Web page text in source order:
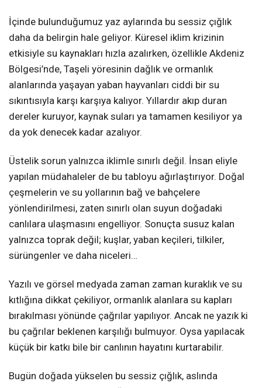
İçinde bulunduğumuz yaz aylarında bu sessiz çığlık
daha da belirgin hale geliyor. Küresel iklim krizinin
etkisiyle su kaynakları hızla azalırken, özellikle Akdeniz
Bölgesi’nde, Taşeli yöresinin dağlık ve ormanlık
alanlarında yaşayan yaban hayvanları ciddi bir su
sıkıntısıyla karşı karşıya kalıyor. Yıllardır akıp duran
dereler kuruyor, kaynak suları ya tamamen kesiliyor ya
da yok denecek kadar azalıyor.
Üstelik sorun yalnızca iklimle sınırlı değil. İnsan eliyle
yapılan müdahaleler de bu tabloyu ağırlaştırıyor. Doğal
çeşmelerin ve su yollarının bağ ve bahçelere
yönlendirilmesi, zaten sınırlı olan suyun doğadaki
canlılara ulaşmasını engelliyor. Sonuçta susuz kalan
yalnızca toprak değil; kuşlar, yaban keçileri, tilkiler,
sürüngenler ve daha niceleri…
Yazılı ve görsel medyada zaman zaman kuraklık ve su
kıtlığına dikkat çekiliyor, ormanlık alanlara su kapları
bırakılması yönünde çağrılar yapılıyor. Ancak ne yazık ki
bu çağrılar beklenen karşılığı bulmuyor. Oysa yapılacak
küçük bir katkı bile bir canlının hayatını kurtarabilir.
Bugün doğada yükselen bu sessiz çığlık, aslında